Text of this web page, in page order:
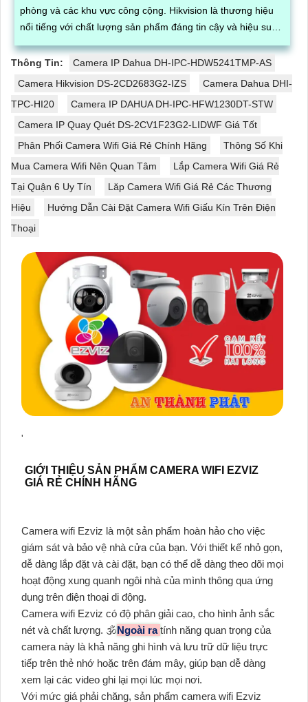
phòng và các khu vực công cộng. Hikvision là thương hiệu
nổi tiếng với chất lượng sản phẩm đáng tin cậy và hiệu suất
cao
Thông Tin:
Camera IP Dahua DH-IPC-HDW5241TMP-AS
Camera Hikvision DS-2CD2683G2-IZS
Camera Dahua DHI-
TPC-HI20
Camera IP DAHUA DH-IPC-HFW1230DT-STW
Camera IP Quay Quét DS-2CV1F23G2-LIDWF Giá Tốt
Phân Phối Camera Wifi Giá Rẻ Chính Hãng
Thông Số Khi
Mua Camera Wifi Nên Quan Tâm
Lắp Camera Wifi Giá Rẻ
Tại Quận 6 Uy Tín
Lăp Camera Wifi Giá Rẻ Các Thương
Hiệu
Hướng Dẫn Cài Đặt Camera Wifi Giấu Kín Trên Điện
Thoại
'
GIỚI THIỆU SẢN PHẨM CAMERA WIFI EZVIZ
GIÁ RẺ CHÍNH HÃNG
Camera wifi Ezviz là một sản phẩm hoàn hảo cho việc
giám sát và bảo vệ nhà cửa của bạn. Với thiết kế nhỏ gọn,
dễ dàng lắp đặt và cài đặt, bạn có thể dễ dàng theo dõi mọi
hoạt động xung quanh ngôi nhà của mình thông qua ứng
dụng trên điện thoại di động.
Camera wifi Ezviz có độ phân giải cao, cho hình ảnh sắc
nét và chất lượng. 🕉️Ngoài ratính năng quan trọng của
camera này là khả năng ghi hình và lưu trữ dữ liệu trực
tiếp trên thẻ nhớ hoặc trên đám mây, giúp bạn dễ dàng
xem lại các video ghi lại mọi lúc mọi nơi.
Với mức giá phải chăng, sản phẩm camera wifi Ezviz